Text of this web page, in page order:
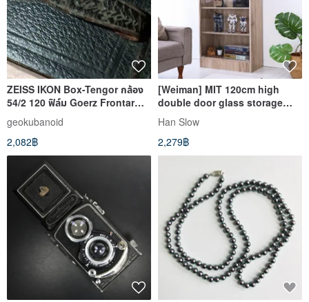
ZEISS IKON Box-Tengor กล้อง
54/2 120 ฟิล์ม Goerz Frontar
DPR เลนส์ Monocle
geokubanoid
2,082฿
[Weiman] MIT 120cm high
double door glass storage
cabinet display cabinet doll
cabinet BO012
Han Slow
2,279฿